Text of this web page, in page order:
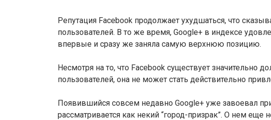
Репутация Facebook продолжает ухудшаться, что
пользователей. В то же время, Google+ в индексе
впервые и сразу же заняла самую верхнюю позицию.
Несмотря на то, что Facebook существует значительно
пользователей, она не может стать действительно
Появившийся совсем недавно Google+ уже завоевал
рассматривается как некий “город-призрак”. О нем еще